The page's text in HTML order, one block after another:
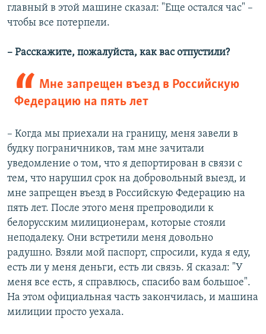
главный в этой машине сказал: "Еще остался час" –
чтобы все потерпели.
–​ Расскажите, пожалуйста, как вас отпустили?
Мне запрещен въезд в Российскую
Федерацию на пять лет
– Когда мы приехали на границу, меня завели в
будку пограничников, там мне зачитали
уведомление о том, что я депортирован в связи с
тем, что нарушил срок на добровольный выезд, и
мне запрещен въезд в Российскую Федерацию на
пять лет. После этого меня препроводили к
белорусским милиционерам, которые стояли
неподалеку. Они встретили меня довольно
радушно. Взяли мой паспорт, спросили, куда я еду,
есть ли у меня деньги, есть ли связь. Я сказал: "У
меня все есть, я справлюсь, спасибо вам большое".
На этом официальная часть закончилась, и машина
милиции просто уехала.